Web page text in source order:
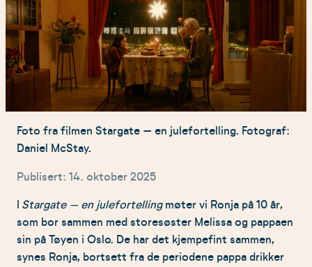
Foto fra filmen Stargate – en julefortelling. Fotograf:
Daniel McStay.
Publisert: 14. oktober 2025
I Stargate – en julefortellingmøter vi Ronja på 10 år,
som bor sammen med storesøster Melissa og pappaen
sin på Tøyen i Oslo. De har det kjempefint sammen,
synes Ronja, bortsett fra de periodene pappa drikker